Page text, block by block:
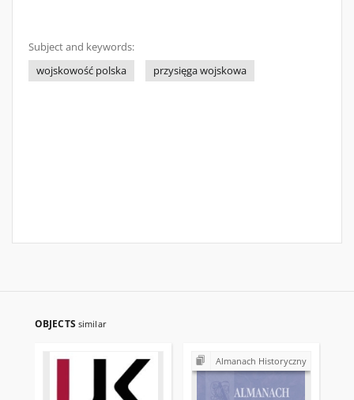
Subject and keywords:
wojskowość polska
przysięga wojskowa
OBJECTS similar
Almanach Historyczny